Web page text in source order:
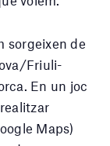
sorgeixen de
Friuli-
En un joc
Maps)